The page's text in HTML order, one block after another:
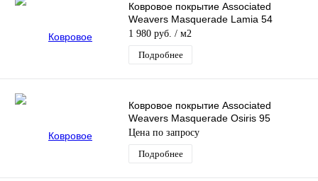
Ковровое покрытие Associated
Weavers Masquerade Lamia 54
1 980 руб. / м2
Подробнее
Ковровое покрытие Associated
Weavers Masquerade Osiris 95
Цена по запросу
Подробнее